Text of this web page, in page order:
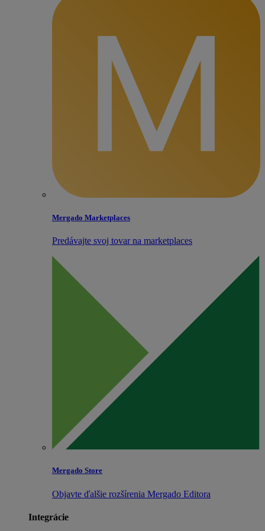
Mergado Marketplaces
Predávajte svoj tovar na marketplaces
Mergado Store
Objavte ďalšie rozšírenia Mergado Editora
Integrácie